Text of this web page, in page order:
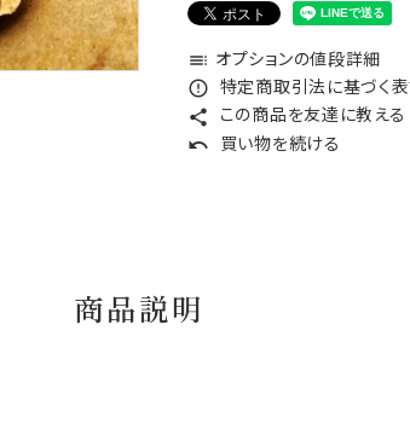
toc オプションの値段詳細
error_outline 特定商取引法に基づく
share この商品を友達に教える
undo 買い物を続ける
商品説明